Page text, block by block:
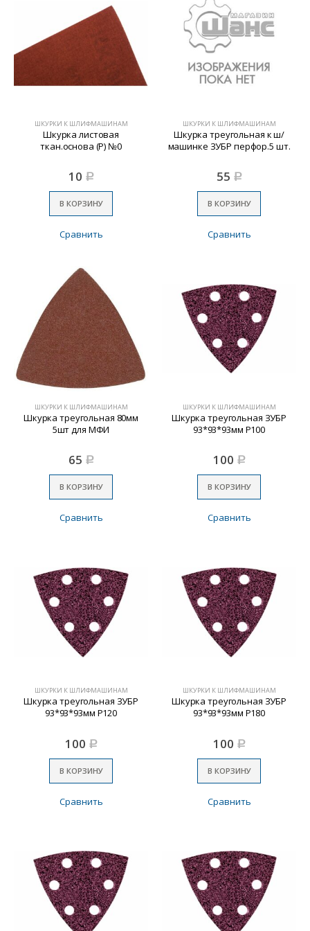
ШКУРКИ К ШЛИФМАШИНАМ
Шкурка листовая
ткан.основа (Р) №0
10 Р
В КОРЗИНУ
Сравнить
ШКУРКИ К ШЛИФМАШИНАМ
Шкурка треугольная к ш/
машинке ЗУБР перфор.5 шт.
55 Р
В КОРЗИНУ
Сравнить
ШКУРКИ К ШЛИФМАШИНАМ
Шкурка треугольная 80мм
5шт для МФИ
65 Р
В КОРЗИНУ
Сравнить
ШКУРКИ К ШЛИФМАШИНАМ
Шкурка треугольная ЗУБР
93*93*93мм Р100
100 Р
В КОРЗИНУ
Сравнить
ШКУРКИ К ШЛИФМАШИНАМ
Шкурка треугольная ЗУБР
93*93*93мм Р120
100 Р
В КОРЗИНУ
Сравнить
ШКУРКИ К ШЛИФМАШИНАМ
Шкурка треугольная ЗУБР
93*93*93мм Р180
100 Р
В КОРЗИНУ
Сравнить